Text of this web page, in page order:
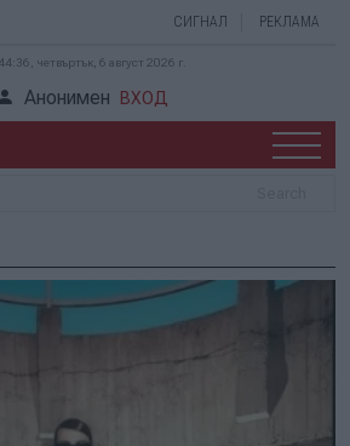
СИГНАЛ РЕКЛАМА
четвъртък, 6 август 2026 г.
Анонимен ВХОД